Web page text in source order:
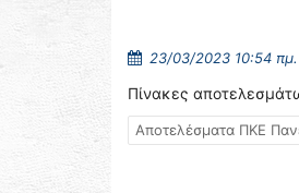
23/03/2023 10:54 πμ.
Πίνακες
Αποτελέσματα ΠΚΕ